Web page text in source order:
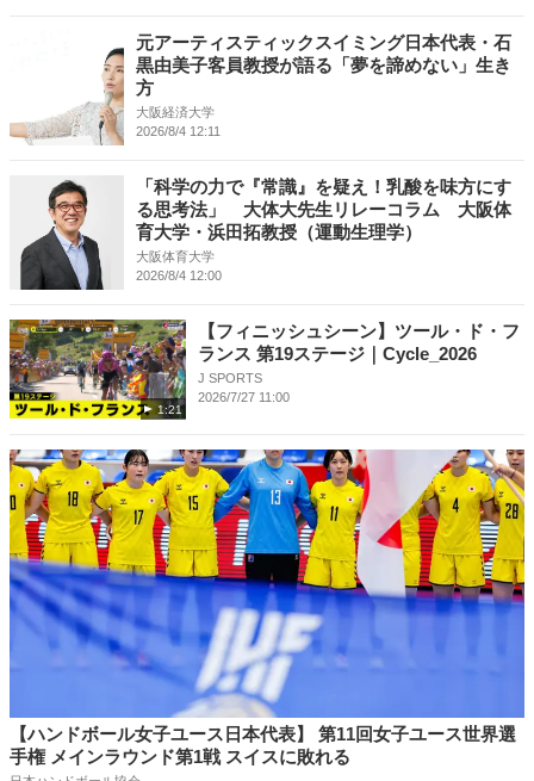
元アーティスティックスイミング日本代表・石
黒由美子客員教授が語る「夢を諦めない」生き
方
大阪経済大学
2026/8/4 12:11
「科学の力で『常識』を疑え！乳酸を味方にす
る思考法」 大体大先生リレーコラム 大阪体
育大学・浜田拓教授（運動生理学）
大阪体育大学
2026/8/4 12:00
1:21
【フィニッシュシーン】ツール・ド・フ
ランス 第19ステージ｜Cycle_2026
J SPORTS
2026/7/27 11:00
【ハンドボール女子ユース日本代表】 第11回女子ユース世界選
手権 メインラウンド第1戦 スイスに敗れる